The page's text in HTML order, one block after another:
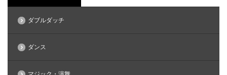
ダブルダッチ
ダンス